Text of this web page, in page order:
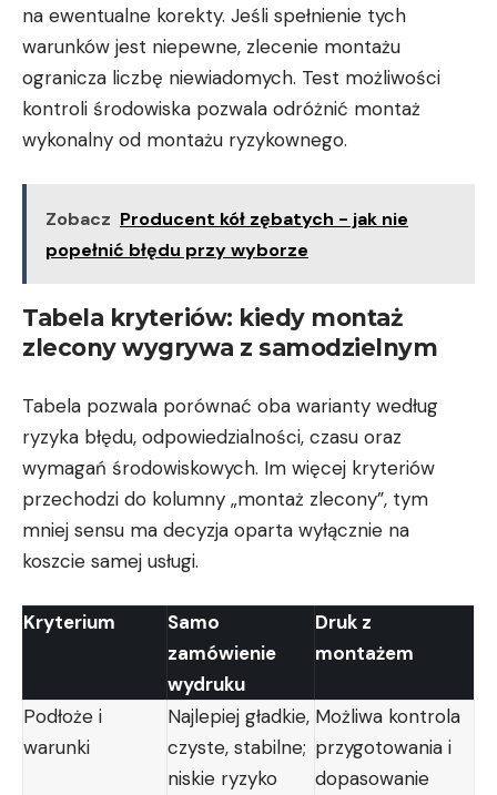
na ewentualne korekty. Jeśli spełnienie tych
warunków jest niepewne, zlecenie montażu
ogranicza liczbę niewiadomych. Test możliwości
kontroli środowiska pozwala odróżnić montaż
wykonalny od montażu ryzykownego.
Zobacz Producent kół zębatych - jak nie
popełnić błędu przy wyborze
Tabela kryteriów: kiedy montaż
zlecony wygrywa z samodzielnym
Tabela pozwala porównać oba warianty według
ryzyka błędu, odpowiedzialności, czasu oraz
wymagań środowiskowych. Im więcej kryteriów
przechodzi do kolumny „montaż zlecony”, tym
mniej sensu ma decyzja oparta wyłącznie na
koszcie samej usługi.
Kryterium
Samo
zamówienie
wydruku
Druk z
montażem
Podłoże i
warunki
Najlepiej gładkie,
czyste, stabilne;
niskie ryzyko
Możliwa kontrola
przygotowania i
dopasowanie